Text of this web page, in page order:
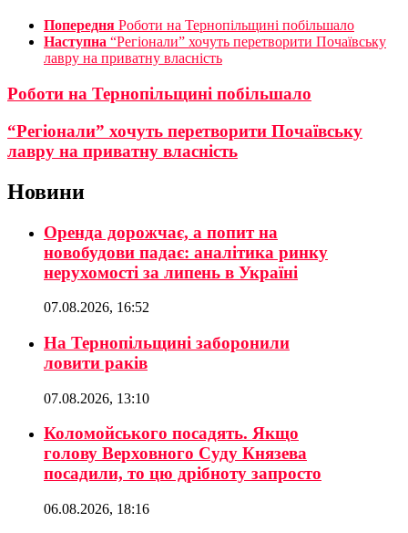
Попередня Роботи на Тернопільщині побільшало
Наступна “Регіонали” хочуть перетворити Почаївську
лавру на приватну власність
Роботи на Тернопільщині побільшало
“Регіонали” хочуть перетворити Почаївську
лавру на приватну власність
Новини
Оренда дорожчає, а попит на
новобудови падає: аналітика ринку
нерухомості за липень в Україні
07.08.2026, 16:52
На Тернопільщині заборонили
ловити раків
07.08.2026, 13:10
Коломойського посадять. Якщо
голову Верховного Суду Князева
посадили, то цю дрібноту запросто
06.08.2026, 18:16